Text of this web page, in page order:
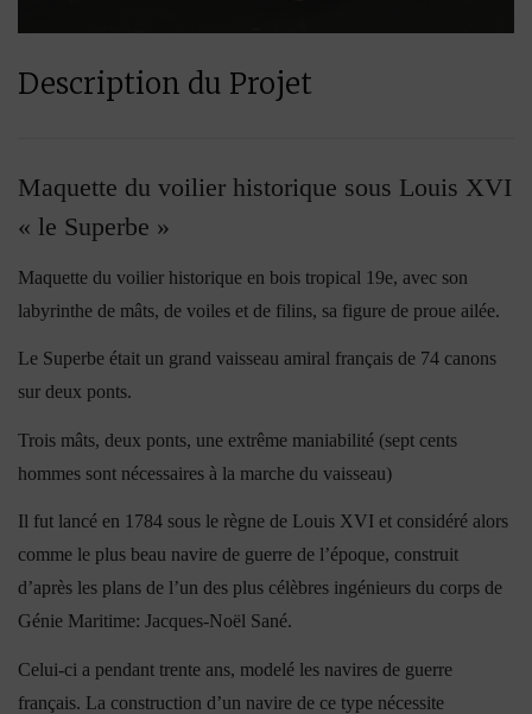
Description du Projet
Maquette du voilier historique sous Louis XVI
« le Superbe »
Maquette du voilier historique en bois tropical 19e, avec son
labyrinthe de mâts, de voiles et de filins, sa figure de proue ailée.
Le Superbe était un grand vaisseau amiral français de 74 canons
sur deux ponts.
Trois mâts, deux ponts, une extrême maniabilité (sept cents
hommes sont nécessaires à la marche du vaisseau)
Il fut lancé en 1784 sous le règne de Louis XVI et considéré alors
comme le plus beau navire de guerre de l’époque, construit
d’après les plans de l’un des plus célèbres ingénieurs du corps de
Génie Maritime: Jacques-Noël Sané.
Celui-ci a pendant trente ans, modelé les navires de guerre
français. La construction d’un navire de ce type nécessite